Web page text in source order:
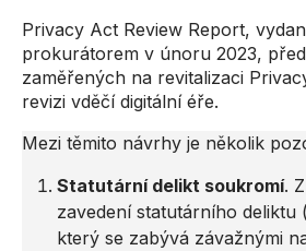
Privacy Act Review Report,
prokurátorem v únoru 2023,
zaměřených na revitalizaci
revizi vděčí digitální éře.
Mezi těmito návrhy je několik
Statutární delikt soukromí.
zavedení statutárního
který se zabývá závažnými